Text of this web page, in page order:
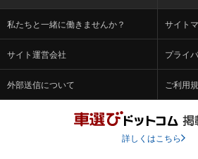
私たちと一緒に働きませんか？ サイト
サイト運営会社 プライ
外部送信について ご利用
詳しくはこちら